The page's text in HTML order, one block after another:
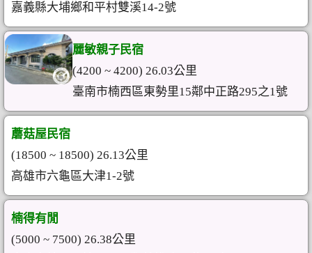
嘉義縣大埔鄉和平村雙溪14-2號
麗敏親子民宿
(4200 ~ 4200) 26.03公里
臺南市楠西區東勢里15鄰中正路295之1號
蘑菇屋民宿
(18500 ~ 18500) 26.13公里
高雄市六龜區大津1-2號
楠得有閒
(5000 ~ 7500) 26.38公里